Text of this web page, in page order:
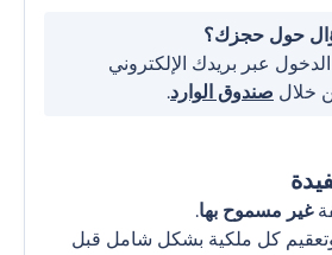
حول حجزك؟
عبر بريدك الإلكتروني
خلال صندوق الوارد.
غير مسموح بها.
كل ملكية بشكل شامل قبل